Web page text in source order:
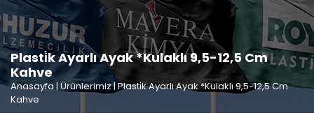
Plasti̇k Ayarlı Ayak *Kulaklı 9,5-12,5 Cm
Kahve
Anasayfa| Ürünlerimiz | Plasti̇k Ayarlı Ayak *Kulaklı 9,5-12,5 Cm
Kahve